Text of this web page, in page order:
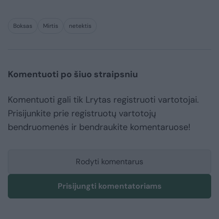
Boksas Mirtis netektis
Komentuoti po šiuo straipsniu
Komentuoti gali tik Lrytas registruoti vartotojai.
Prisijunkite prie registruotų vartotojų
bendruomenės ir bendraukite komentaruose!
Rodyti komentarus
Prisijungti komentatoriams